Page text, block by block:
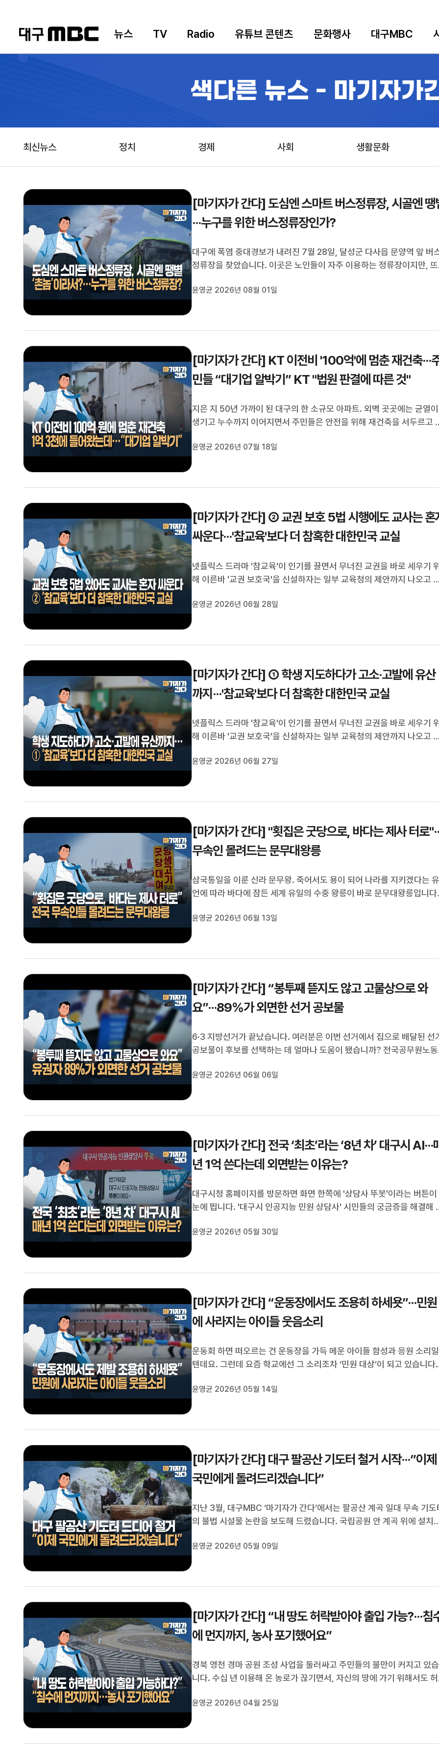
뉴스 TV Radio 유튜브 콘텐츠 문화행사 대구MBC
색다른 뉴스 - 마기자가
최신뉴스 정치 경제 사회 생활문화
[마기자가 간다] 도심엔 스마트 버스정류장, 시골엔 땡
···누구를 위한 버스정류장인가?
대구에 폭염 중대경보가 내려진 7월 28일, 달성군 다사읍 문양역 앞 버
정류장을 찾았습니다. 이곳은 노인들이 자주 이용하는 정류장이지만, 뜨
있었습니다. 버스를 놓치면 한 시간, 길게는 한 시간 반까지 기다려야 하는
윤영균 2026년 08월 01일
[마기자가 간다] KT 이전비 '100억'에 멈춘 재건축···
민들 “대기업 알박기” KT "법원 판결에 따른 것"
지은 지 50년 가까이 된 대구의 한 소규모 아파트. 외벽 곳곳에는 균열이
생기고 누수까지 이어지면서 주민들은 안전을 위해 재건축을 서두르고
시설을 옮기는 비용으로 최대 100억 원이 필요하다는 건데요, 주민들은
윤영균 2026년 07월 18일
[마기자가 간다] ② 교권 보호 5법 시행에도 교사는 혼
싸운다···'참교육'보다 더 참혹한 대한민국 교실
넷플릭스 드라마 '참교육'이 인기를 끌면서 무너진 교권을 바로 세우기
해 이른바 '교권 보호국'을 신설하자는 일부 교육청의 제안까지 나오고 있
당해 온 만큼, 이제는 국가가 교권 보호에 적극 나서야 한다는 목소리도 커
윤영균 2026년 06월 28일
[마기자가 간다] ① 학생 지도하다가 고소·고발에 유산
까지···'참교육'보다 더 참혹한 대한민국 교실
넷플릭스 드라마 '참교육'이 인기를 끌면서 무너진 교권을 바로 세우기
해 이른바 '교권 보호국'을 신설하자는 일부 교육청의 제안까지 나오고 있
당해 온 만큼, 이제는 국가가 교권 보호에 적극 나서야 한다는 목소리도 커
윤영균 2026년 06월 27일
[마기자가 간다] "횟집은 굿당으로, 바다는 제사 터로
무속인 몰려드는 문무대왕릉
삼국통일을 이룬 신라 문무왕. 죽어서도 용이 되어 나라를 지키겠다는 유
언에 따라 바다에 잠든 세계 유일의 수중 왕릉이 바로 문무대왕릉입니다.
일대가 전국 무속인들이 몰려드는, 이른바 '기도 명당'으로 알려지면서 굿
윤영균 2026년 06월 13일
[마기자가 간다] “봉투째 뜯지도 않고 고물상으로 와
요”···89%가 외면한 선거 공보물
6·3 지방선거가 끝났습니다. 여러분은 이번 선거에서 집으로 배달된 선
공보물이 후보를 선택하는 데 얼마나 도움이 됐습니까? 전국공무원노동
않는 것으로 나타났습니다. 그런데도 선거 때마다 수억 장의 공보물이 제
윤영균 2026년 06월 06일
[마기자가 간다] 전국 ‘최초’라는 ‘8년 차’ 대구시 AI···
년 1억 쓴다는데 외면받는 이유는?
대구시청 홈페이지를 방문하면 화면 한쪽에 '상담사 뚜봇'이라는 버튼이
눈에 띕니다. '대구시 인공지능 민원 상담사' 시민들의 궁금증을 해결해
에는 어쩔 수 없이 크고 작은 문제가 있을 수밖에 없었을 텐데요, 도입 8년
윤영균 2026년 05월 30일
[마기자가 간다] “운동장에서도 조용히 하세욧”···민원
에 사라지는 아이들 웃음소리
운동회 하면 떠오르는 건 운동장을 가득 메운 아이들 함성과 응원 소리일
텐데요. 그런데 요즘 학교에선 그 소리조차 ‘민원 대상’이 되고 있습니다.
어가고, 축구도 금지되는 학교도 늘고 있는데요. 점점 조용해지는 학교 운
윤영균 2026년 05월 14일
[마기자가 간다] 대구 팔공산 기도터 철거 시작···”이제
국민에게 돌려드리겠습니다”
지난 3월, 대구MBC ‘마기자가 간다’에서는 팔공산 계곡 일대 무속 기도
의 불법 시설물 논란을 보도해 드렸습니다. 국립공원 안 계곡 위에 설치
불거졌는데요. 그리고 5월 6일, 팔공산국립공원공단이 본격적인 철거 작
윤영균 2026년 05월 09일
[마기자가 간다] “내 땅도 허락받아야 출입 가능?···침
에 먼지까지, 농사 포기했어요”
경북 영천 경마 공원 조성 사업을 둘러싸고 주민들의 불만이 커지고 있습
니다. 수십 년 이용해 온 농로가 끊기면서, 자신의 땅에 가기 위해서도 허
치며 농사를 포기하는 사례도 나오고 있는데요. 개발 사업 뒤에 가려진 주
윤영균 2026년 04월 25일